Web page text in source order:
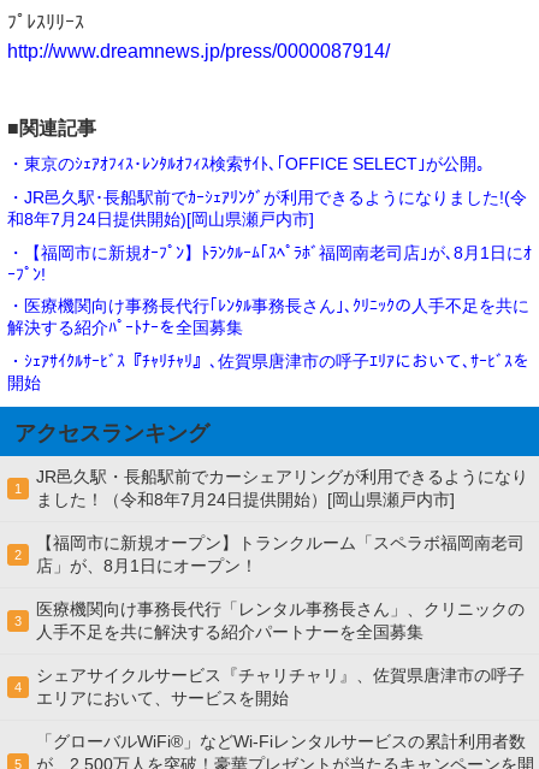
ﾌﾟﾚｽﾘﾘｰｽ
http://www.dreamnews.jp/press/0000087914/
■関連記事
・東京のｼｪｱｵﾌｨｽ･ﾚﾝﾀﾙｵﾌｨｽ検索ｻｲﾄ､｢OFFICE SELECT｣が公開｡
・JR邑久駅･長船駅前でｶｰｼｪｱﾘﾝｸﾞが利用できるようになりました!(令
和8年7月24日提供開始)[岡山県瀬戸内市]
・【福岡市に新規ｵｰﾌﾟﾝ】ﾄﾗﾝｸﾙｰﾑ｢ｽﾍﾟﾗﾎﾞ福岡南老司店｣が､8月1日にｵ
ｰﾌﾟﾝ!
・医療機関向け事務長代行｢ﾚﾝﾀﾙ事務長さん｣､ｸﾘﾆｯｸの人手不足を共に
解決する紹介ﾊﾟｰﾄﾅｰを全国募集
・ｼｪｱｻｲｸﾙｻｰﾋﾞｽ『ﾁｬﾘﾁｬﾘ』､佐賀県唐津市の呼子ｴﾘｱにおいて､ｻｰﾋﾞｽを
開始
アクセスランキング
1
JR邑久駅・長船駅前でカーシェアリングが利用できるようになり
ました！（令和8年7月24日提供開始）[岡山県瀬戸内市]
2
【福岡市に新規オープン】トランクルーム「スペラボ福岡南老司
店」が、8月1日にオープン！
3
医療機関向け事務長代行「レンタル事務長さん」、クリニックの
人手不足を共に解決する紹介パートナーを全国募集
4
シェアサイクルサービス『チャリチャリ』、佐賀県唐津市の呼子
エリアにおいて、サービスを開始
5
「グローバルWiFi®」などWi-Fiレンタルサービスの累計利用者数
が、2,500万人を突破！豪華プレゼントが当たるキャンペーンを開